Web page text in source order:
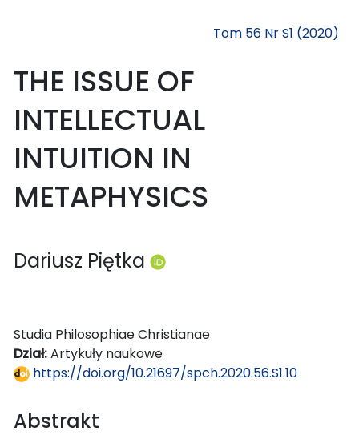
Tom 56 Nr S1 (2020)
THE ISSUE OF
INTELLECTUAL
INTUITION IN
METAPHYSICS
Dariusz Piętka
Studia Philosophiae Christianae
Dział:Artykuły naukowe
https://doi.org/10.21697/spch.2020.56.S1.10
Abstrakt